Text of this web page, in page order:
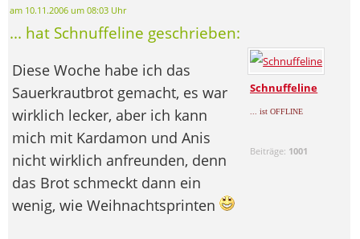
am 10.11.2006 um 08:03 Uhr
... hat Schnuffeline geschrieben:
Schnuffeline
... ist OFFLINE
Beiträge: 1001
Diese Woche habe ich das
Sauerkrautbrot gemacht, es war
wirklich lecker, aber ich kann
mich mit Kardamon und Anis
nicht wirklich anfreunden, denn
das Brot schmeckt dann ein
wenig, wie Weihnachtsprinten